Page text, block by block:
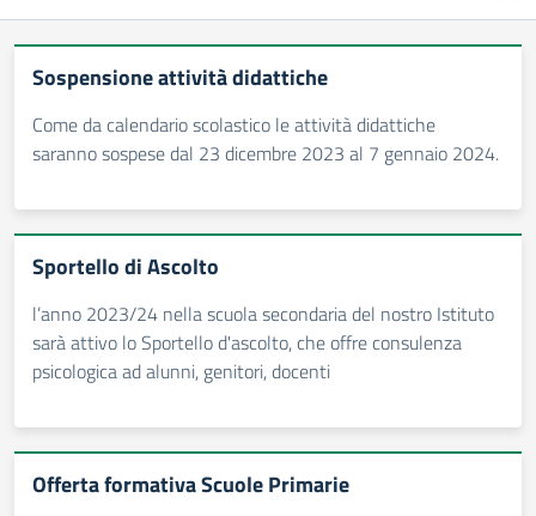
Sospensione attività didattiche
Come da calendario scolastico le attività didattiche
saranno sospese dal 23 dicembre 2023 al 7 gennaio 2024.
Sportello di Ascolto
l’anno 2023/24 nella scuola secondaria del nostro Istituto
sarà attivo lo Sportello d'ascolto, che offre consulenza
psicologica ad alunni, genitori, docenti
Offerta formativa Scuole Primarie